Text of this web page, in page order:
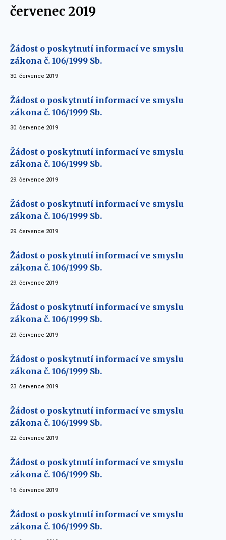
červenec 2019
Žádost o poskytnutí informací ve smyslu
zákona č. 106/1999 Sb.
30. července 2019
Žádost o poskytnutí informací ve smyslu
zákona č. 106/1999 Sb.
30. července 2019
Žádost o poskytnutí informací ve smyslu
zákona č. 106/1999 Sb.
29. července 2019
Žádost o poskytnutí informací ve smyslu
zákona č. 106/1999 Sb.
29. července 2019
Žádost o poskytnutí informací ve smyslu
zákona č. 106/1999 Sb.
29. července 2019
Žádost o poskytnutí informací ve smyslu
zákona č. 106/1999 Sb.
29. července 2019
Žádost o poskytnutí informací ve smyslu
zákona č. 106/1999 Sb.
23. července 2019
Žádost o poskytnutí informací ve smyslu
zákona č. 106/1999 Sb.
22. července 2019
Žádost o poskytnutí informací ve smyslu
zákona č. 106/1999 Sb.
16. července 2019
Žádost o poskytnutí informací ve smyslu
zákona č. 106/1999 Sb.